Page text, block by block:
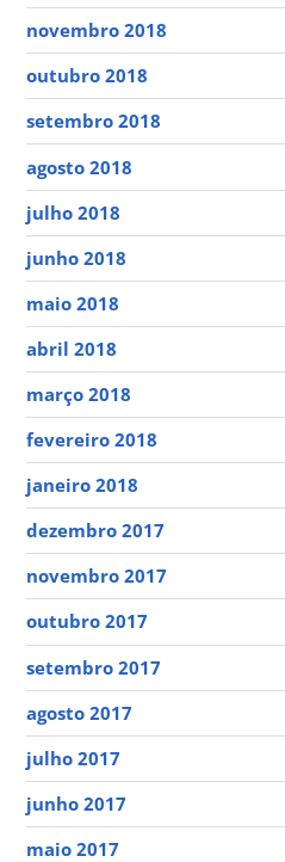
novembro 2018
outubro 2018
setembro 2018
agosto 2018
julho 2018
junho 2018
maio 2018
abril 2018
março 2018
fevereiro 2018
janeiro 2018
dezembro 2017
novembro 2017
outubro 2017
setembro 2017
agosto 2017
julho 2017
junho 2017
maio 2017